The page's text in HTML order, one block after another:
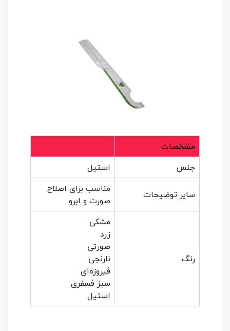
مشخصات
جنس
استیل
سایر توضیحات
مناسب برای اصلاح
صورت و ابرو
رنگ
مشکی
زرد
صورتی
نارنجی
فیروزه‌ای
سبز فسفری
استیل